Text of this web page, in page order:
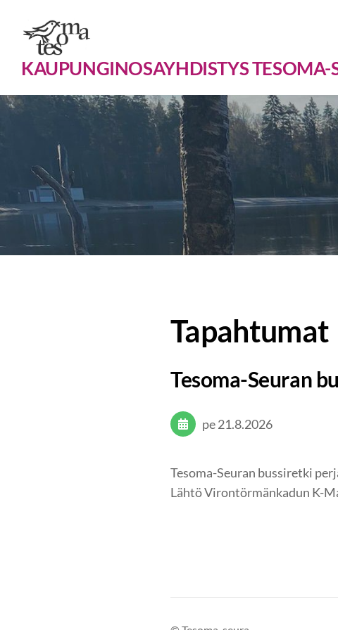
sivun
sisältöön
KAUPUNGINOSAYHDISTYS TESOMA-
Tapahtumat
Tesoma-Seuran
pe 21.8.2026
Tesoma-Seuran bussiretki
Lähtö Virontörmänkadun K-